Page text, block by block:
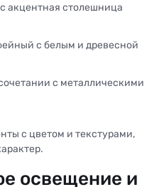
акцентная столешница
с белым и древесной
с металлическими
с цветом и текстурами,
освещение и